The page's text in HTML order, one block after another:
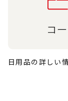
日用品の詳しい